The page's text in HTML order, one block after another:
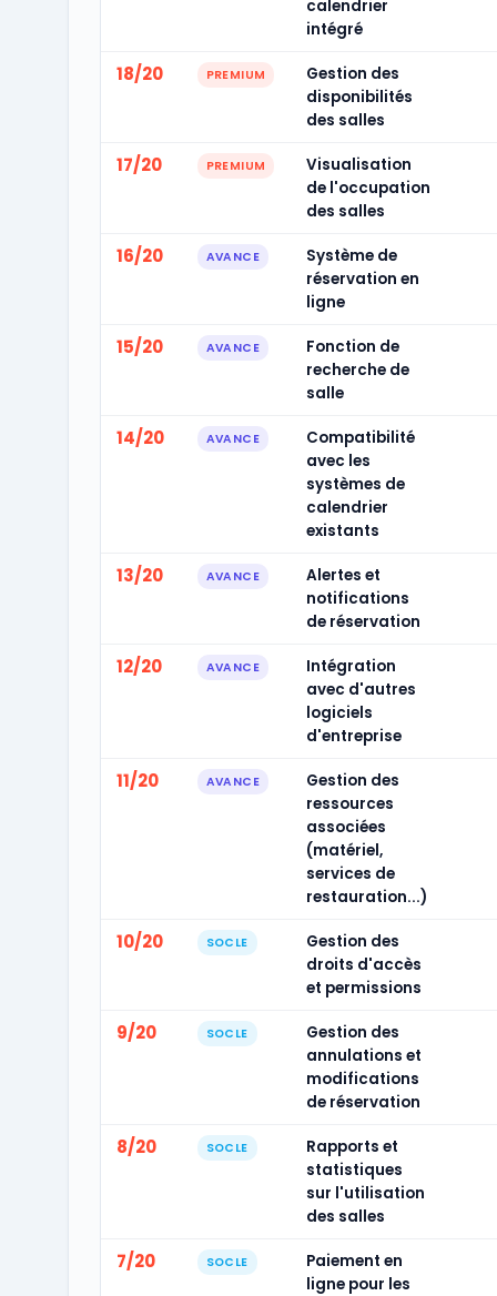
calendrier
intégré
18/20 PREMIUM
Gestion des
disponibilités
des salles
17/20 PREMIUM
Visualisation
de l'occupation
des salles
16/20 AVANCE
Système de
réservation en
ligne
15/20 AVANCE
Fonction de
recherche de
salle
14/20 AVANCE
Compatibilité
avec les
systèmes de
calendrier
existants
13/20 AVANCE
Alertes et
notifications
de réservation
12/20 AVANCE
Intégration
avec d'autres
logiciels
d'entreprise
11/20 AVANCE
Gestion des
ressources
associées
(matériel,
services de
restauration...)
10/20 SOCLE
Gestion des
droits d'accès
et permissions
9/20 SOCLE
Gestion des
annulations et
modifications
de réservation
8/20 SOCLE
Rapports et
statistiques
sur l'utilisation
des salles
7/20 SOCLE
Paiement en
ligne pour les